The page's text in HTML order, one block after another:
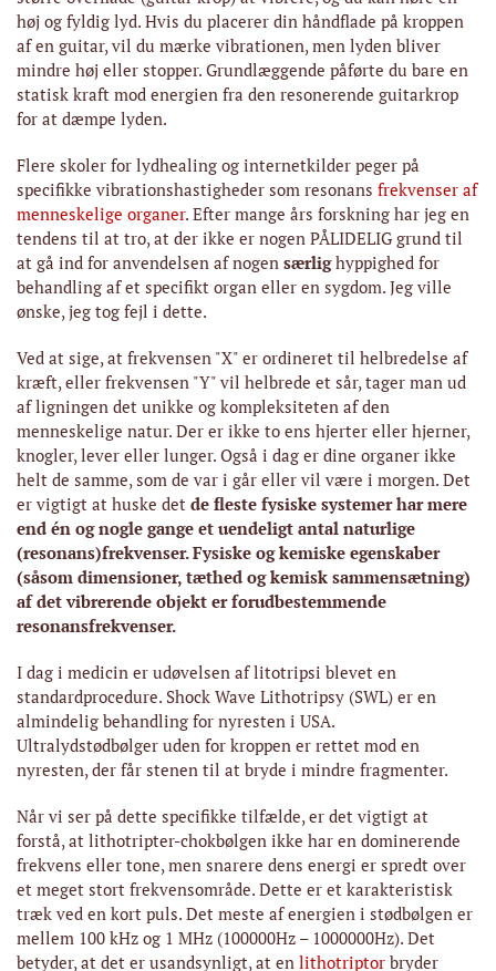
høj og fyldig lyd. Hvis du placerer din håndflade på kroppen
af ​​en guitar, vil du mærke vibrationen, men lyden bliver
mindre høj eller stopper. Grundlæggende påførte du bare en
statisk kraft mod energien fra den resonerende guitarkrop
for at dæmpe lyden.
Flere skoler for lydhealing og internetkilder peger på
specifikke vibrationshastigheder som resonans frekvenser af
menneskelige organer. Efter mange års forskning har jeg en
tendens til at tro, at der ikke er nogen PÅLIDELIG grund til
at gå ind for anvendelsen af ​​nogen særlighyppighed for
behandling af et specifikt organ eller en sygdom. Jeg ville
ønske, jeg tog fejl i dette.
Ved at sige, at frekvensen "X" er ordineret til helbredelse af
kræft, eller frekvensen "Y" vil helbrede et sår, tager man ud
af ligningen det unikke og kompleksiteten af ​​den
menneskelige natur. Der er ikke to ens hjerter eller hjerner,
knogler, lever eller lunger. Også i dag er dine organer ikke
helt de samme, som de var i går eller vil være i morgen. Det
er vigtigt at huske det de fleste fysiske systemer har mere
end én og nogle gange et uendeligt antal naturlige
(resonans)frekvenser. Fysiske og kemiske egenskaber
(såsom dimensioner, tæthed og kemisk sammensætning)
af det vibrerende objekt er forudbestemmende
resonansfrekvenser.
I dag i medicin er udøvelsen af ​​litotripsi blevet en
standardprocedure. Shock Wave Lithotripsy (SWL) er en
almindelig behandling for nyresten i USA.
Ultralydstødbølger uden for kroppen er rettet mod en
nyresten, der får stenen til at bryde i mindre fragmenter.
Når vi ser på dette specifikke tilfælde, er det vigtigt at
forstå, at lithotripter-chokbølgen ikke har en dominerende
frekvens eller tone, men snarere dens energi er spredt over
et meget stort frekvensområde. Dette er et karakteristisk
træk ved en kort puls. Det meste af energien i stødbølgen er
mellem 100 kHz og 1 MHz (100000Hz – 1000000Hz). Det
betyder, at det er usandsynligt, at en lithotriptor bryder